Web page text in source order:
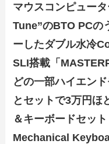
マウスコンピュー
Tune”のBTO PCの
ーしたダブル水冷
SLI搭載「
どの一部ハイエン
とセットで3万円ほ
＆キーボードセッ
Mechanical